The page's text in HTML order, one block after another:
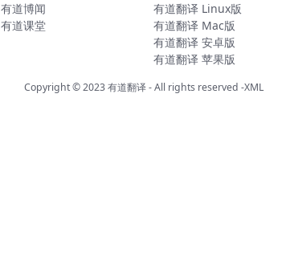
有道博闻
有道课堂
有道翻译 Linux版
有道翻译 Mac版
有道翻译 安卓版
有道翻译 苹果版
Copyright © 2023有道翻译- All rights reserved -XML